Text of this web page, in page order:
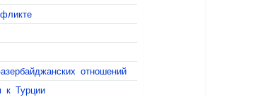
отношений
к Турции